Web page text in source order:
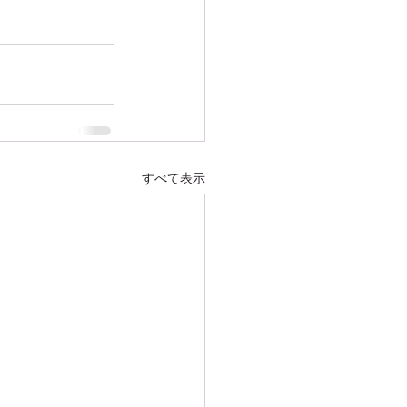
すべて表示